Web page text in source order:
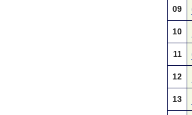
09
10
11
12
13